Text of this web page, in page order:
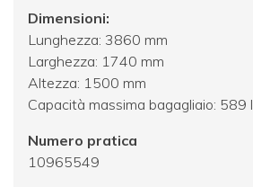
Dimensioni:
Lunghezza: 3860 mm
Larghezza: 1740 mm
Altezza: 1500 mm
Capacità massima bagagliaio: 589 l
Numero pratica
10965549